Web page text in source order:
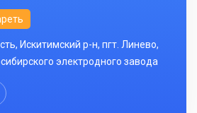
Искитимский р-н, пгт. Линево,
электродного завода